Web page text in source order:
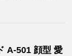
A-501 顔型 愛